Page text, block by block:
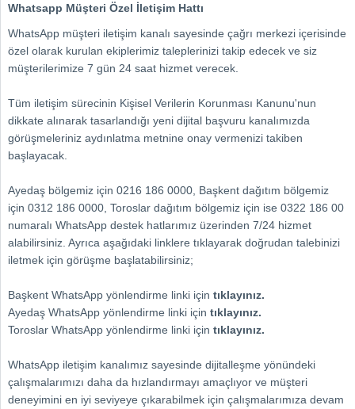
Whatsapp Müşteri Özel İletişim Hattı
WhatsApp müşteri iletişim kanalı sayesinde çağrı merkezi içerisinde
özel olarak kurulan ekiplerimiz taleplerinizi takip edecek ve siz
müşterilerimize 7 gün 24 saat hizmet verecek.
Tüm iletişim sürecinin Kişisel Verilerin Korunması Kanunu'nun
dikkate alınarak tasarlandığı yeni dijital başvuru kanalımızda
görüşmeleriniz aydınlatma metnine onay vermenizi takiben
başlayacak.
Ayedaş bölgemiz için 0216 186 0000, Başkent dağıtım bölgemiz
için 0312 186 0000, Toroslar dağıtım bölgemiz için ise 0322 186 00
numaralı WhatsApp destek hatlarımız üzerinden 7/24 hizmet
alabilirsiniz. Ayrıca aşağıdaki linklere tıklayarak doğrudan talebinizi
iletmek için görüşme başlatabilirsiniz;
Başkent WhatsApp yönlendirme linki için tıklayınız.
Ayedaş WhatsApp yönlendirme linki için tıklayınız.
Toroslar WhatsApp yönlendirme linki için tıklayınız.
WhatsApp iletişim kanalımız sayesinde dijitalleşme yönündeki
çalışmalarımızı daha da hızlandırmayı amaçlıyor ve müşteri
deneyimini en iyi seviyeye çıkarabilmek için çalışmalarımıza devam